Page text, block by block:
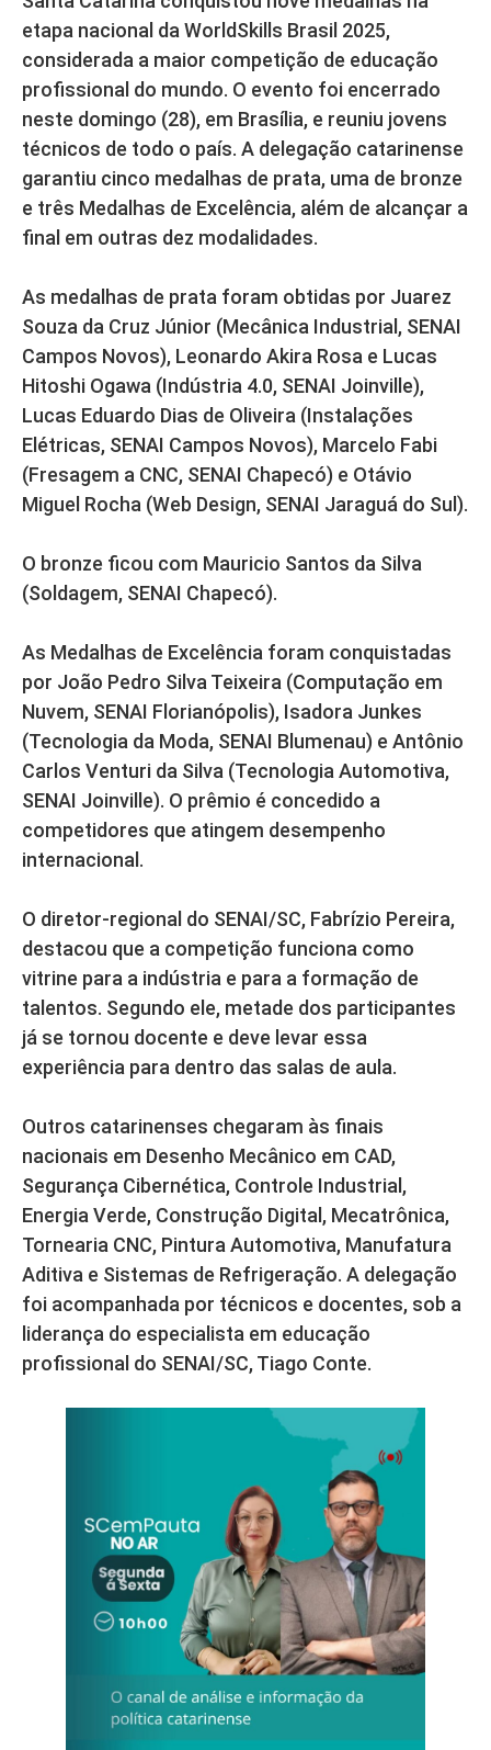
etapa nacional da WorldSkills Brasil 2025,
considerada a maior competição de educação
profissional do mundo. O evento foi encerrado
neste domingo (28), em Brasília, e reuniu jovens
técnicos de todo o país. A delegação catarinense
garantiu cinco medalhas de prata, uma de bronze
e três Medalhas de Excelência, além de alcançar a
final em outras dez modalidades.
As medalhas de prata foram obtidas por Juarez
Souza da Cruz Júnior (Mecânica Industrial, SENAI
Campos Novos), Leonardo Akira Rosa e Lucas
Hitoshi Ogawa (Indústria 4.0, SENAI Joinville),
Lucas Eduardo Dias de Oliveira (Instalações
Elétricas, SENAI Campos Novos), Marcelo Fabi
(Fresagem a CNC, SENAI Chapecó) e Otávio
Miguel Rocha (Web Design, SENAI Jaraguá do Sul).
O bronze ficou com Mauricio Santos da Silva
(Soldagem, SENAI Chapecó).
As Medalhas de Excelência foram conquistadas
por João Pedro Silva Teixeira (Computação em
Nuvem, SENAI Florianópolis), Isadora Junkes
(Tecnologia da Moda, SENAI Blumenau) e Antônio
Carlos Venturi da Silva (Tecnologia Automotiva,
SENAI Joinville). O prêmio é concedido a
competidores que atingem desempenho
internacional.
O diretor-regional do SENAI/SC, Fabrízio Pereira,
destacou que a competição funciona como
vitrine para a indústria e para a formação de
talentos. Segundo ele, metade dos participantes
já se tornou docente e deve levar essa
experiência para dentro das salas de aula.
Outros catarinenses chegaram às finais
nacionais em Desenho Mecânico em CAD,
Segurança Cibernética, Controle Industrial,
Energia Verde, Construção Digital, Mecatrônica,
Tornearia CNC, Pintura Automotiva, Manufatura
Aditiva e Sistemas de Refrigeração. A delegação
foi acompanhada por técnicos e docentes, sob a
liderança do especialista em educação
profissional do SENAI/SC, Tiago Conte.